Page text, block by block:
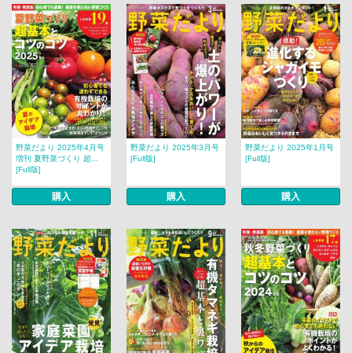
野菜だより 2025年4月号
増刊 夏野菜づくり 超...
[Full版]
購入
野菜だより 2025年3月号
[Full版]
購入
野菜だより 2025年1月号
[Full版]
購入